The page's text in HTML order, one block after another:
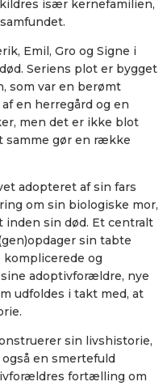
især kernefamilien,
Emil, Gro og Signe i
Seriens plot er bygget
som var en berømt
en herregård og en
men det er ikke blot
samme gør en række
adopteret af sin fars
om sin biologiske mor,
sin død. Et centralt
sin tabte
komplicerede og
adoptivforældre, nye
udfoldes i takt med, at
sin livshistorie,
en smertefuld
fortælling om